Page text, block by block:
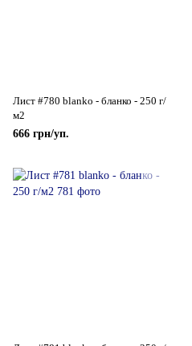
Лист #780 blanko - бланко - 250 г/
м2
666 грн/уп.